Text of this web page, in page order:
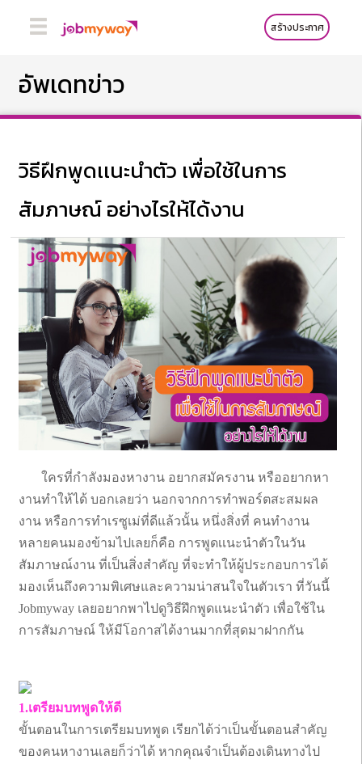
สร้างประกาศ
อัพเดทข่าว
วิธีฝึกพูดเเนะนำตัว เพื่อใช้ในการ
สัมภาษณ์ อย่างไรให้ได้งาน
ใครที่กำลังมองหางาน อยากสมัครงาน หรืออยากหา
งานทำให้ได้ บอกเลยว่า นอกจากการทำพอร์ตสะสมผล
งาน หรือการทำเรซูเม่ที่ดีแล้วนั้น หนึ่งสิ่งที่ คนทำงาน
หลายคนมองข้ามไปเลยก็คือ การพูดเเนะนำตัวในวัน
สัมภาษณ์งาน ที่เป็นสิ่งสำคัญ ที่จะทำให้ผู้ประกอบการได้
มองเห็นถึงความพิเศษและความน่าสนใจในตัวเรา ที่วันนี้
Jobmyway เลยอยากพาไปดูวิธีฝึกพูดแนะนำตัว เพื่อใช้ใน
การสัมภาษณ์ ให้มีโอกาสได้งานมากที่สุดมาฝากกัน
1.เตรียมบทพูดให้ดี
ขั้นตอนในการเตรียมบทพูด เรียกได้ว่าเป็นขั้นตอนสำคัญ
ของคนหางานเลยก็ว่าได้ หากคุณจำเป็นต้องเดินทางไป